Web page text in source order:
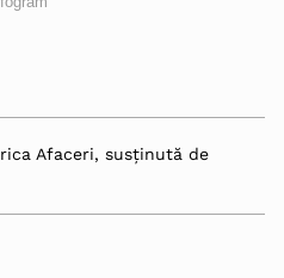
Afaceri, susținută de